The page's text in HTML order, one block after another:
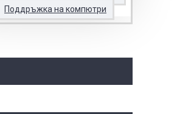
Поддръжка на компютри